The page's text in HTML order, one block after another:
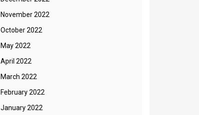
November 2022
October 2022
May 2022
April 2022
March 2022
February 2022
January 2022